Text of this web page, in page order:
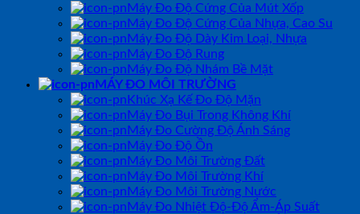
Máy Đo Độ Cứng Của Mút Xốp
Máy Đo Độ Cứng Của Nhựa, Cao Su
Máy Đo Độ Dày Kim Loại, Nhựa
Máy Đo Độ Rung
Máy Đo Độ Nhám Bề Mặt
MÁY ĐO MÔI TRƯỜNG
Khúc Xạ Kế Đo Độ Mặn
Máy Đo Bụi Trong Không Khí
Máy Đo Cường Độ Ánh Sáng
Máy Đo Độ Ồn
Máy Đo Môi Trường Đất
Máy Đo Môi Trường Khí
Máy Đo Môi Trường Nước
Máy Đo Nhiệt Độ-Độ Ẩm-Áp Suất